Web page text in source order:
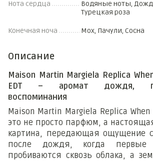
Нота сердца
Водяные ноты,
Турецкая роза
Конечная ноча Мох, Пачули, Сосна
Описание
Maison Martin Margiela Replica
EDT – аромат дождя,
воспоминания
Maison Martin Margiela Replica
это не просто парфюм, а
картина, передающая ощущение
после дождя, когда первые
пробиваются сквозь облака, а